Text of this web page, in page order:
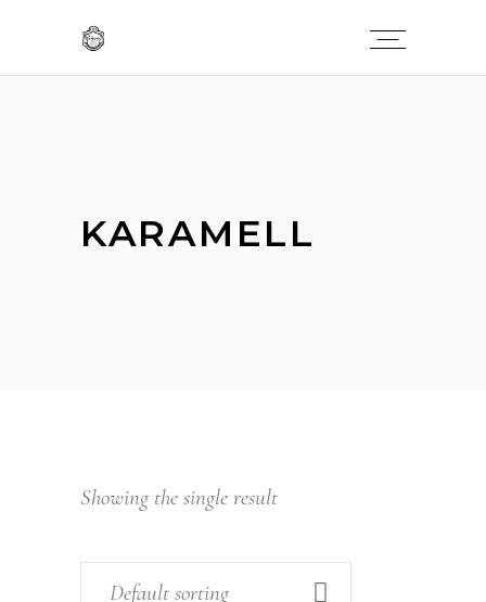
KARAMELL
Showing the single result
Default sorting